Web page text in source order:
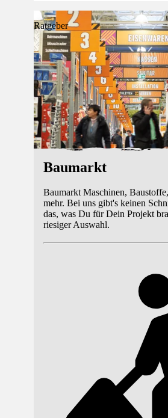
Ratgeber
Baumarkt
Baumarkt Maschinen,
mehr. Bei uns gibt's keinen
das, was Du für Dein Projekt
riesiger Auswahl.